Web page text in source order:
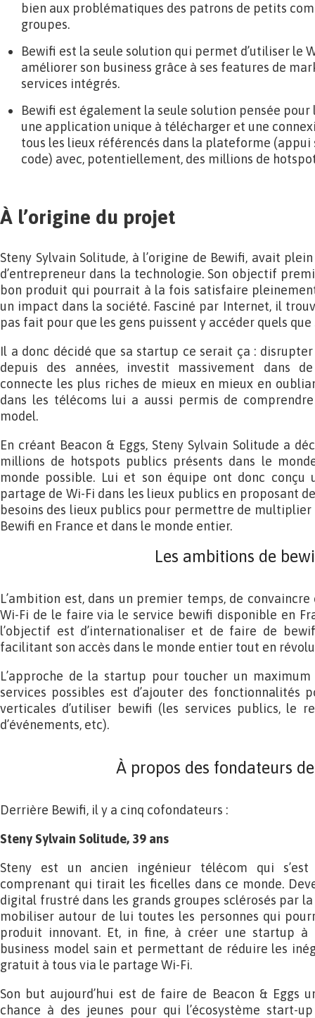
bien aux problématiques des patrons de petits
groupes.
Bewifi est la seule solution qui permet d’utiliser le
améliorer son business grâce à ses features de
services intégrés.
Bewifi est également la seule solution pensée pour
une application unique à télécharger et une
tous les lieux référencés dans la plateforme (appui
code) avec, potentiellement, des millions de
À l’origine du projet
Steny Sylvain Solitude, à l’origine de Bewifi, avait
d’entrepreneur dans la technologie. Son objectif
bon produit qui pourrait à la fois satisfaire
un impact dans la société. Fasciné par Internet, il
pas fait pour que les gens puissent y accéder quels
Il a donc décidé que sa startup ce serait ça :
depuis des années, investit massivement dans
connecte les plus riches de mieux en mieux en
dans les télécoms lui a aussi permis de
model.
En créant Beacon & Eggs, Steny Sylvain Solitude a
millions de hotspots publics présents dans le
monde possible. Lui et son équipe ont donc conçu
partage de Wi-Fi dans les lieux publics en proposant
besoins des lieux publics pour permettre de multiplier
Bewifi en France et dans le monde entier.
Les ambitions de
L’ambition est, dans un premier temps, de
Wi-Fi de le faire via le service bewifi disponible en
l’objectif est d’internationaliser et de faire de
facilitant son accès dans le monde entier tout en
L’approche de la startup pour toucher un
services possibles est d’ajouter des fonctionnalités
verticales d’utiliser bewifi (les services publics, le
d’événements, etc).
À propos des fondateurs
Derrière Bewifi, il y a cinq cofondateurs :
Steny Sylvain Solitude, 39 ans
Steny est un ancien ingénieur télécom qui
comprenant qui tirait les ficelles dans ce monde.
digital frustré dans les grands groupes sclérosés par
mobiliser autour de lui toutes les personnes qui
produit innovant. Et, in fine, à créer une startup
business model sain et permettant de réduire les
gratuit à tous via le partage Wi-Fi.
Son but aujourd’hui est de faire de Beacon & Eggs
chance à des jeunes pour qui l’écosystème start-